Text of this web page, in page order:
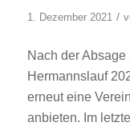
1. Dezember 2021 /
Nach der
Hermannslauf
erneut eine
anbieten. Im